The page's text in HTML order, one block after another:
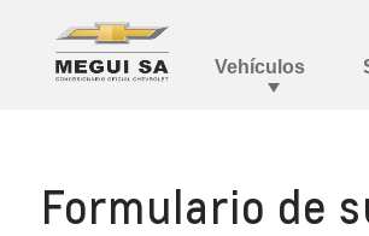
Formulario de